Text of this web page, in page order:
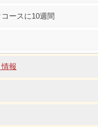
ースに10週間
報